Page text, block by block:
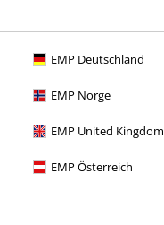
EMP Deutschland
EMP Norge
EMP United Kingdom
EMP Österreich